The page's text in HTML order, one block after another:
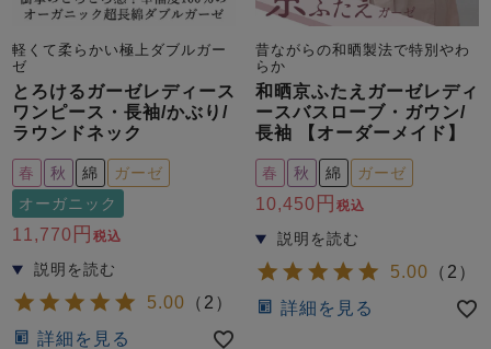
春 夏 秋
ガールズパジャマ
柄物
売れ筋ランキング
- Item Ranking -
新着商品
- New Arrival -
すべての生地一覧はこちら
売れ筋ランキング
- Item Ranking -
新着商品
- New Arrival -
目的別でさがす一覧はこちら
すべてのメン
ズ
パジャマ
半袖 七分袖
かぶり スリーパー
羽織・バスロ
上着単品
軽くて柔らかい極上ダブルガー
ゼ
とろけるガーゼレディース
ワンピース・長袖/かぶり/
ラウンドネック
春 秋 綿
ガーゼ
オーガニック
11,770 税込
5.00 （ 2 ）
詳細を見る
昔ながらの和晒製法で特別やわ
らか
和晒京ふたえガーゼレディ
ースバスローブ・ガウン/
長袖 【オーダーメイド】
春 秋 綿 ガーゼ
10,450 税込
5.00 （ 2 ）
詳細を見る